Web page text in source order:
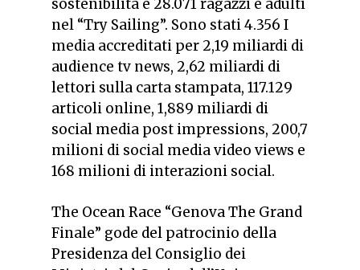
sostenibilità e 28.071 ragazzi e adulti
nel “Try Sailing”. Sono stati 4.356 I
media accreditati per 2,19 miliardi di
audience tv news, 2,62 miliardi di
lettori sulla carta stampata, 117.129
articoli online, 1,889 miliardi di
social media post impressions, 200,7
milioni di social media video views e
168 milioni di interazioni social.
The Ocean Race “Genova The Grand
Finale” gode del patrocinio della
Presidenza del Consiglio dei